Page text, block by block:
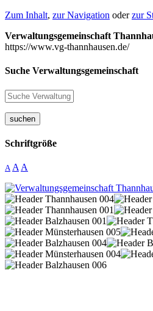
Zum Inhalt, zur Navigation oderzur
Verwaltungsgemeinschaft
https://www.vg-thannhausen.de/
Suche Verwaltungsgemeinschaft
suchen
Schriftgröße
A A A